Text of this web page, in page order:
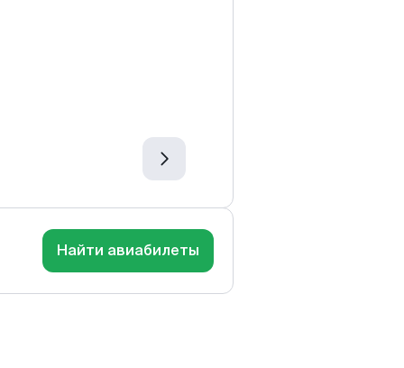
Найти авиабилеты